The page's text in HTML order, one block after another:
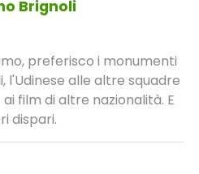
Brignoli
preferisco i monumenti
l'Udinese alle altre squadre
film di altre nazionalità. E
dispari.